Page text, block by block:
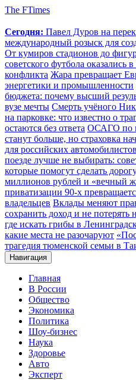
The FTimes
Сегодня: Павел Дуров на
международный розыск для
От кумиров стадионов до
советского футбола оказались
конфликта Жара превращает
энергетики и промышленности
бюджета: почему высший
вузе мечты Смерть учёного
на парковке: что известно о
остаются без ответа ОСАГО по
станут больше, но страховка
для российских
поезде лучше не выбирать:
которые помогут сделать
миллионов рублей и «вечный
приватизации 90-х
владельцев Вклады меняют
сохранить доход и не потерять
где искать грибы в
какие места не разочаруют
трагедия тюменской семьи в
Навигация
Главная
В России
Общество
Экономика
Политика
Шоу-бизнес
Наука
Здоровье
Авто
Эксперт